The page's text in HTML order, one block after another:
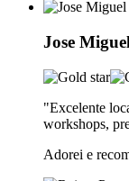
Jose
"Excelente
workshops,
Adorei e